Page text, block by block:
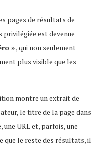
pages de résultats de
est devenue
», qui non seulement
plus visible que les
montre un extrait de
le titre de la page dans
URL et, parfois, une
que le reste des résultats, il